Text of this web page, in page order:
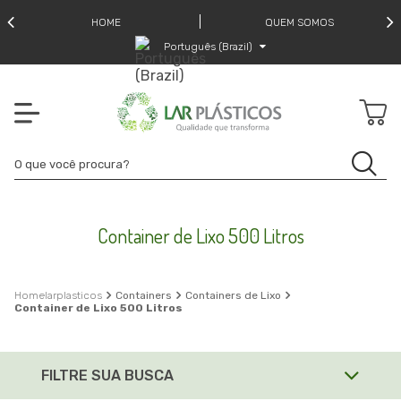
HOME
QUEM SOMOS
Português (Brazil)
Container de Lixo 500 Litros
larplasticos Containers
Containers de Lixo
Container de Lixo 500 Litros
FILTRE SUA BUSCA